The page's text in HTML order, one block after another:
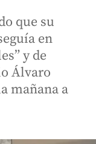
que su
en
y de
Álvaro
mañana a